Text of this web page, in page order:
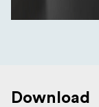
Download